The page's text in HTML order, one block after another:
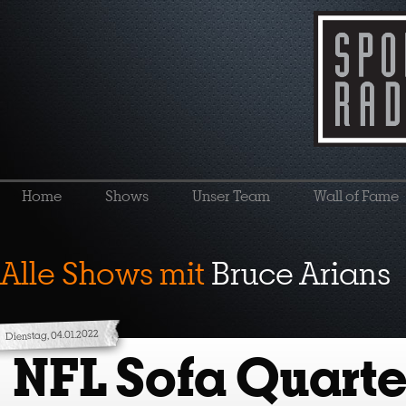
Home Shows Unser Team Wall of Fame
Alle Shows mitBruce Arians
Dienstag, 04.01.2022
NFL Sofa